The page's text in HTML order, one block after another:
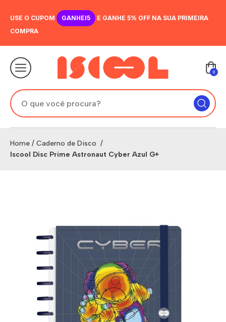
USE O CUPOM GANHEI5
E GANHE 5% OFF NA SUA PRIMEIRA
COMPRA
0
Home / Caderno de Disco /
Iscool Disc Prime Astronaut Cyber Azul G+